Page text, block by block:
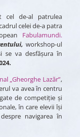
cel de-al patrulea
cadrul celei de-a patra
Fabulamundi.
workshop-ul
se va desfășura în
„Gheorghe Lazăr”,
va avea în centru
de competiție și
în care elevii își
navigarea în